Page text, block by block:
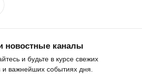
новостные каналы
и будьте в курсе свежих
и важнейших событиях дня.